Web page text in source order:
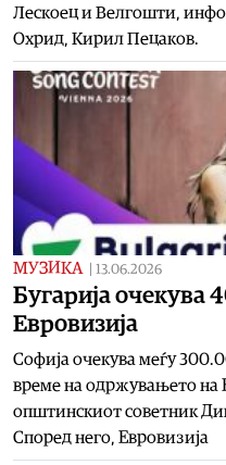
Лескоец и Велгошти,
Охрид, Кирил Пецаков.
МУЗИКА 13.06.2026
Бугарија очекува
Евровизија
Софија очекува меѓу
време на одржувањето на
општинскиот советник
Според него, Евровизија